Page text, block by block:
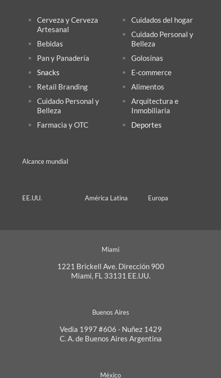
Cerveza y Cerveza
Artesanal
Bebidas
Pan y Panadería
Snacks
Retail Branding
Cuidado Personal y
Belleza
Farmacia y OTC
Cuidados del hogar
Cuidado Personal y
Belleza
Golosinas
E-commerce
Alimentos
Arquitectura e
Inmobiliaria
Deportes
Alcance mundial
EE.UU. América Latina Europa
Miami
1221 Brickell Ave. Dirección 900
Miami, FL 33131 EE.UU.
Buenos Aires
Vedia 1997 #606 - Nuñez 1429
C. A. de Buenos Aires Argentina
México